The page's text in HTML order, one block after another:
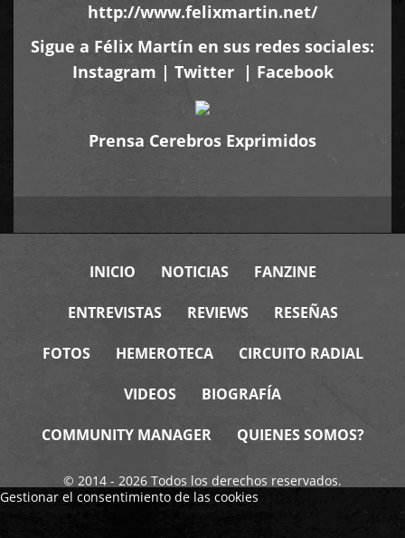
http://www.felixmartin.net/
Sigue a Félix Martín en sus redes sociales:
Instagram | Twitter| Facebook
Prensa Cerebros Exprimidos
INICIO NOTICIAS FANZINE
ENTREVISTAS REVIEWS RESEÑAS
FOTOS HEMEROTECA CIRCUITO RADIAL
VIDEOS BIOGRAFÍA
COMMUNITY MANAGER QUIENES SOMOS?
© 2014 - 2026 Todos los derechos reservados.
Gestionar el consentimiento de las cookies